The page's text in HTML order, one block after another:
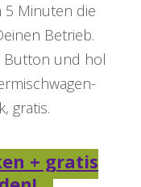
5 Minuten die
Betrieb.
Button und hol
gratis.
+ gratis